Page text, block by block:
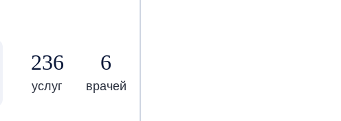
236
услуг
6
врачей